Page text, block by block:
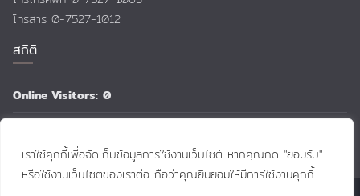
เราใช้คุกกี้เพื่อจัดเก็บข้อมูลการใช้งานเว็บไซต์ หากคุณกด "ยอมรับ"
หรือใช้งานเว็บไซต์ของเราต่อ ถือว่าคุณยินยอมให้มีการใช้งานคุกกี้
โทรสาร 0-7527-1012
สถิติ
Online Visitors: 0